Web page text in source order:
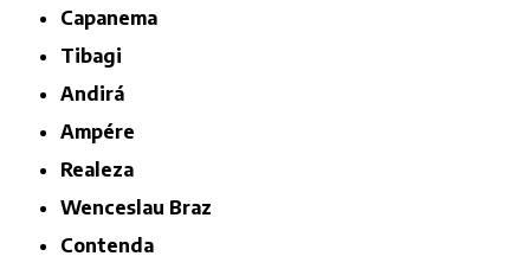
Capanema
Tibagi
Andirá
Ampére
Realeza
Wenceslau Braz
Contenda